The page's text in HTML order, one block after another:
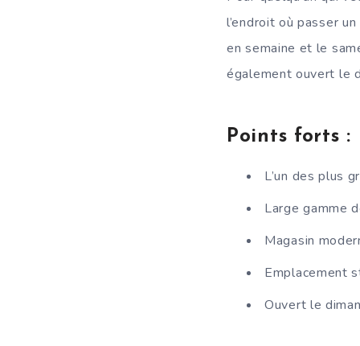
l’endroit où passer
en semaine et le
également ouvert le
Points forts :
L’un des plus
Large gamme
Magasin
Emplacement
Ouvert le